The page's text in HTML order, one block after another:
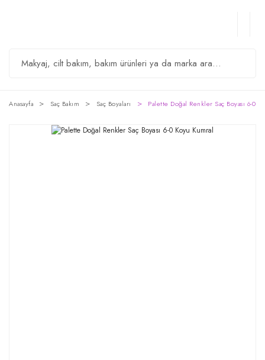
Anasayfa Saç Bakım Saç Boyaları Palette Doğal Renkler Saç Boyası 6-0